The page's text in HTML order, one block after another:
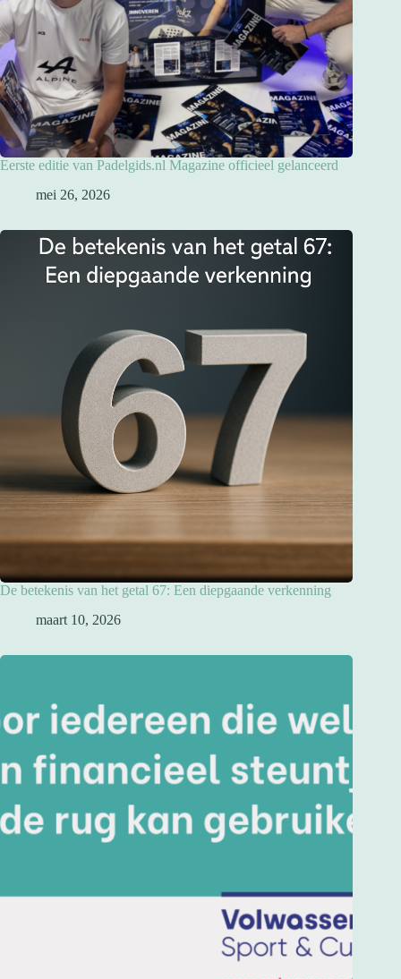
Eerste editie van Padelgids.nl Magazine officieel gelanceerd
mei 26, 2026
De betekenis van het getal 67: Een diepgaande verkenning
maart 10, 2026